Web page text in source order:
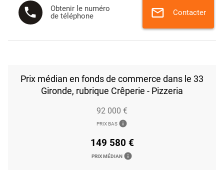
phone
Obtenir le numéro
de téléphone
mail Contacter
Prix médian en fonds de commerce dans le 33
Gironde, rubrique Crêperie - Pizzeria
92 000 €
PRIX BAS info
149 580 €
PRIX MÉDIAN info